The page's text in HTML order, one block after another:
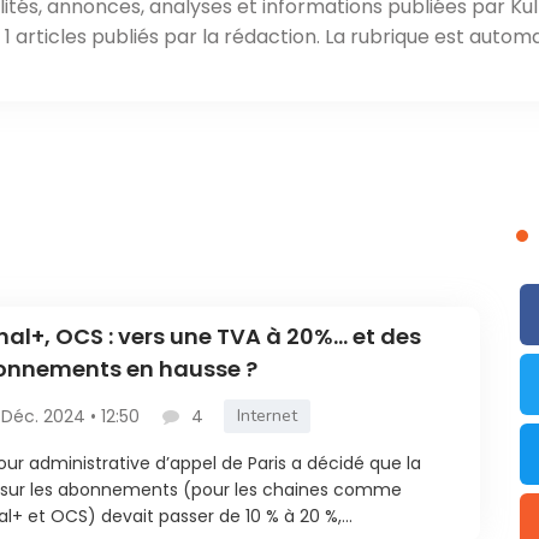
annonces, analyses et informations publiées par
publiés par la rédaction. La rubrique est
OCS : vers une TVA à 20%… et des
en hausse ?
2024 • 12:50 4 Internet
administrative d’appel de Paris a décidé que la
sur les abonnements (pour les chaines comme
et OCS) devait passer de 10 % à 20 %,...